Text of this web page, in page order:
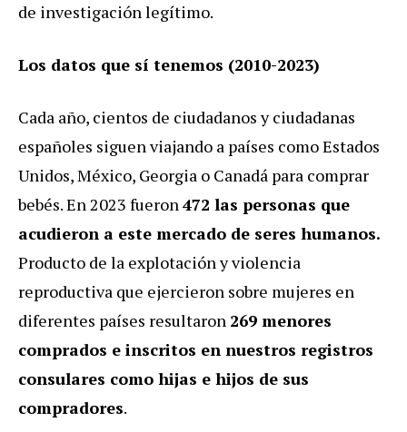
de investigación legítimo.
Los datos que sí tenemos (2010-2023)
Cada año, cientos de ciudadanos y ciudadanas
españoles siguen viajando a países como Estados
Unidos, México, Georgia o Canadá para comprar
bebés. En 2023 fueron472 las personas que
acudieron a este mercado de seres humanos.
Producto de la explotación y violencia
reproductiva que ejercieron sobre mujeres en
diferentes países resultaron 269 menores
comprados e inscritos en nuestros registros
consulares como hijas e hijos de sus
compradores.